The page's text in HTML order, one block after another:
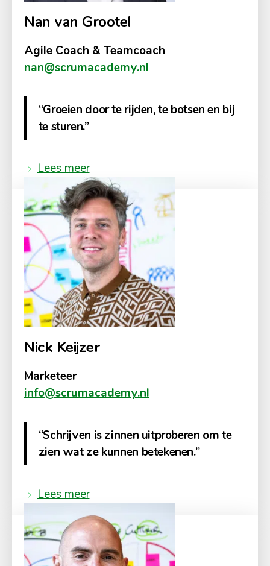
Nan van Grootel
Agile Coach & Teamcoach
nan@scrumacademy.nl
“Groeien door te rijden, te botsen en bij
te sturen.”
Lees meer
Nick Keijzer
Marketeer
info@scrumacademy.nl
“Schrijven is zinnen uitproberen om te
zien wat ze kunnen betekenen.”
Lees meer